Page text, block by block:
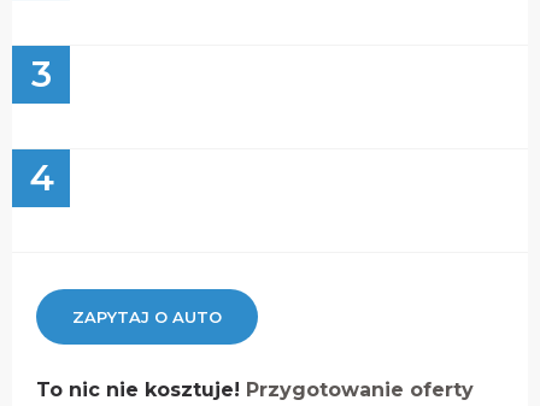
3
4
ZAPYTAJ O AUTO
To nic nie kosztuje! Przygotowanie oferty